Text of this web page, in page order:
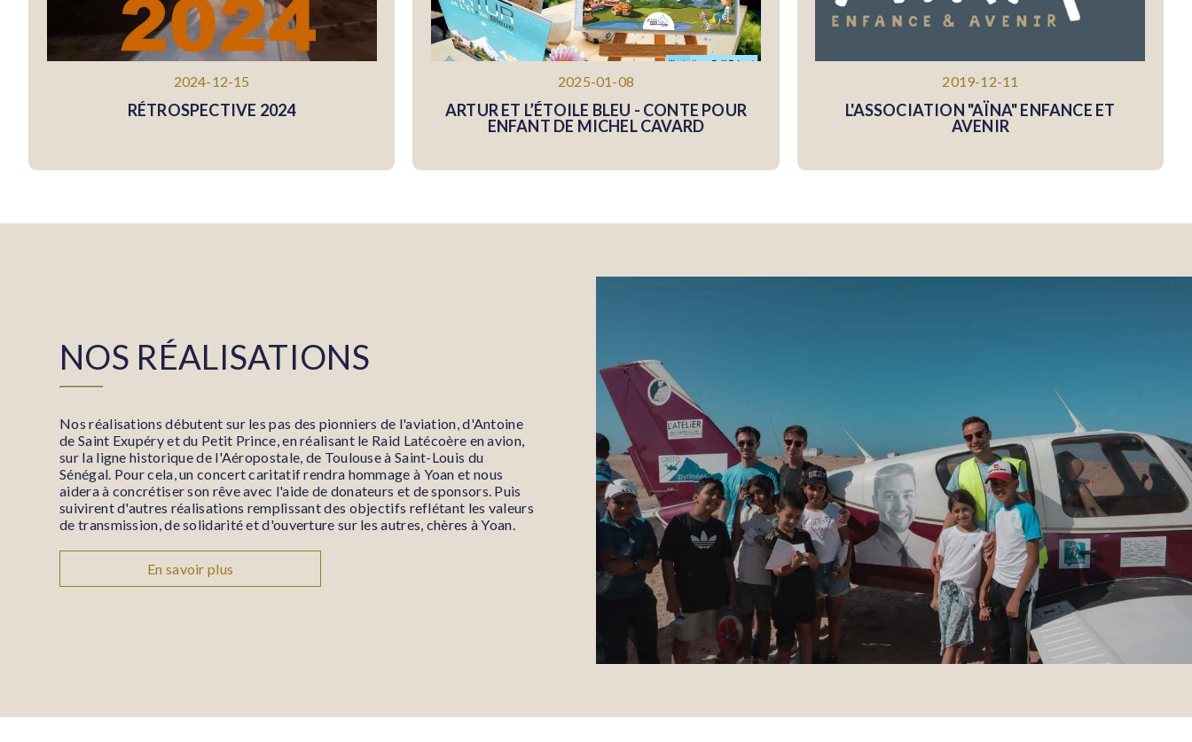
2024-12-15
RÉTROSPECTIVE 2024
2025-01-08
ARTUR ET L’ÉTOILE BLEU - CONTE POUR
ENFANT DE MICHEL CAVARD
2019-12-11
L'ASSOCIATION "AÏNA" ENFANCE ET
AVENIR
NOS RÉALISATIONS
Nos réalisations débutent sur les pas des pionniers de l'aviation, d'Antoine
de Saint Exupéry et du Petit Prince, en réalisant le Raid Latécoère en avion,
sur la ligne historique de l'Aéropostale, de Toulouse à Saint-Louis du
Sénégal. Pour cela, un concert caritatif rendra hommage à Yoan et nous
aidera à concrétiser son rêve avec l'aide de donateurs et de sponsors. Puis
suivirent d'autres réalisations remplissant des objectifs reflétant les valeurs
de transmission, de solidarité et d'ouverture sur les autres, chères à Yoan.
En savoir plus